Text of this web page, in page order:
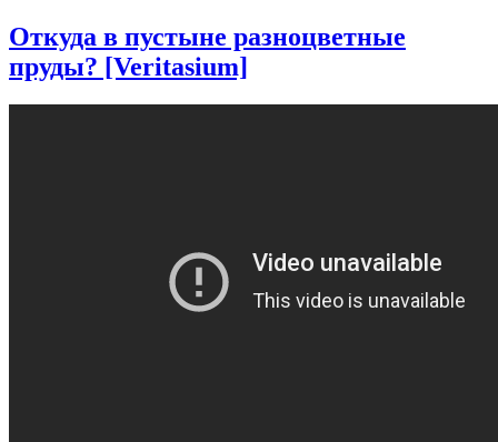
медь
как
эксперимент
Откуда в пустыне разноцветные
пруды? [Veritasium]